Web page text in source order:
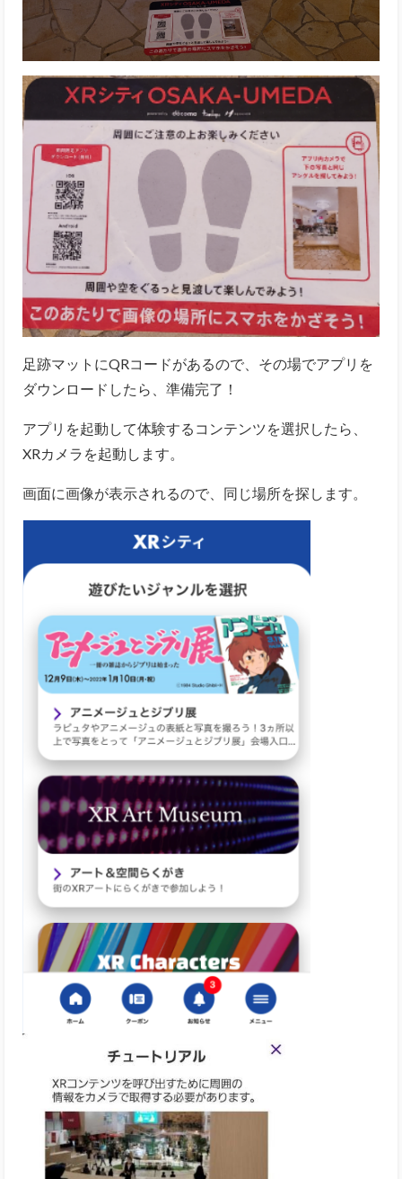
足跡マットにQRコードがあるので、その場でアプリを
ダウンロードしたら、準備完了！
アプリを起動して体験するコンテンツを選択したら、
XRカメラを起動します。
画面に画像が表示されるので、同じ場所を探します。